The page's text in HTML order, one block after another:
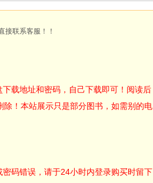
接联系客服！！
载地址和密码，自己下载即可！阅读后
！本站展示只是部分图书，如需别的电
码错误，请于24小时内登录购买时留下